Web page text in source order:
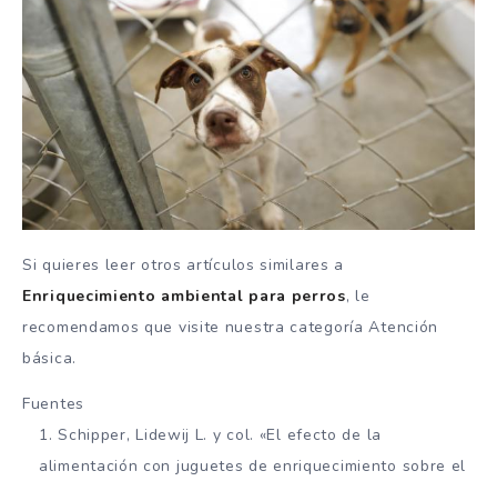
Si quieres leer otros artículos similares a
Enriquecimiento ambiental para perros, le
recomendamos que visite nuestra categoría Atención
básica.
Fuentes
Schipper, Lidewij L. y col. «El efecto de la
alimentación con juguetes de enriquecimiento sobre el